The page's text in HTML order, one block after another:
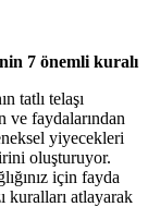
7 önemli kuralı
tatlı telaşı
ve faydalarından
yiyecekleri
oluşturuyor.
için fayda
kuralları atlayarak